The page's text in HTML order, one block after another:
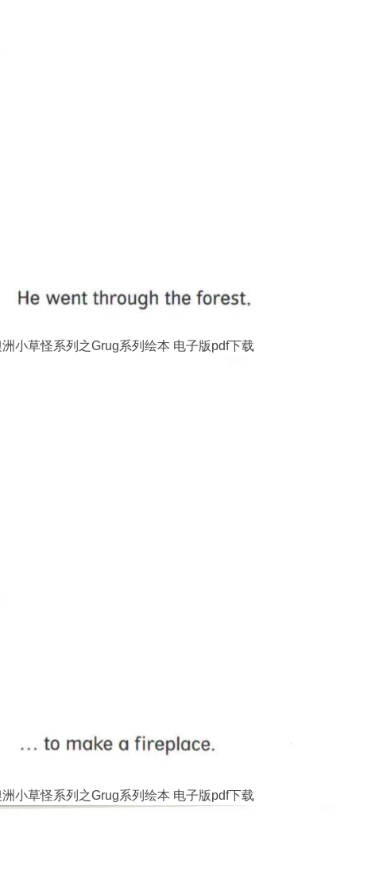
洲小草怪系列之Grug系列绘本 电子版pdf下载
洲小草怪系列之Grug系列绘本 电子版pdf下载